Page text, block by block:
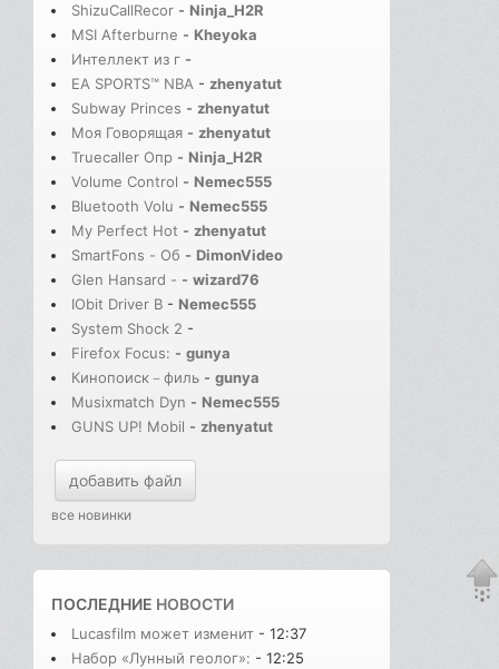
ShizuCallRecor - Ninja_H2R
MSI Afterburne - Kheyoka
Интеллект из г -
EA SPORTS™ NBA - zhenyatut
Subway Princes - zhenyatut
Моя Говорящая - zhenyatut
Truecaller Опр - Ninja_H2R
Volume Control - Nemec555
Bluetooth Volu - Nemec555
My Perfect Hot - zhenyatut
SmartFons - Об - DimonVideo
Glen Hansard - - wizard76
IObit Driver B - Nemec555
System Shock 2 -
Firefox Focus: - gunya
Кинопоиск－филь - gunya
Musixmatch Dyn - Nemec555
GUNS UP! Mobil - zhenyatut
добавить файл
все новинки
ПОСЛЕДНИЕ НОВОСТИ
Lucasfilm может изменит - 12:37
Набор «Лунный геолог»: - 12:25